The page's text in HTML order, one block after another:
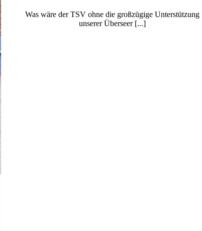
Was wäre der TSV ohne die großzügige Unterstützung
unserer Überseer [...]